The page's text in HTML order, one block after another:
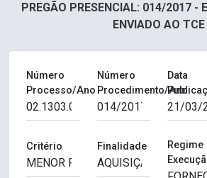
PREGÃO PRESENCIAL: 014/2017 -
ENVIADO AO TCE
Número
Processo/Ano
Número
Procedimento/Ano
Data
Critério Finalidade
Regime